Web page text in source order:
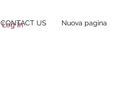
CONTACT US Nuova pagina
Log In